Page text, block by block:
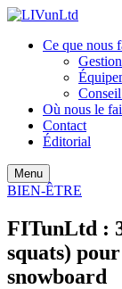
Ce que nous
Où nous le
Contact
Éditorial
Menu
BIEN-ÊTRE
FITunLtd :
squats)
snowboard